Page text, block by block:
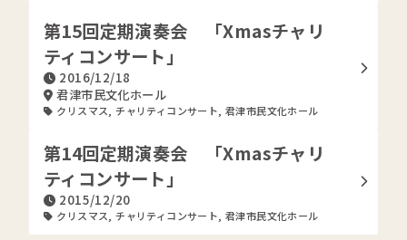
第15回定期演奏会 「Xmasチャリ
ティコンサート」
2016/12/18
君津市民文化ホール
クリスマス ,チャリティコンサート ,君津市民文化ホール
第14回定期演奏会 「Xmasチャリ
ティコンサート」
2015/12/20
クリスマス ,チャリティコンサート ,君津市民文化ホール